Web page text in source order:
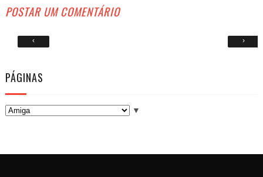
POSTAR UM COMENTÁRIO
‹ ›
PÁGINAS
▼